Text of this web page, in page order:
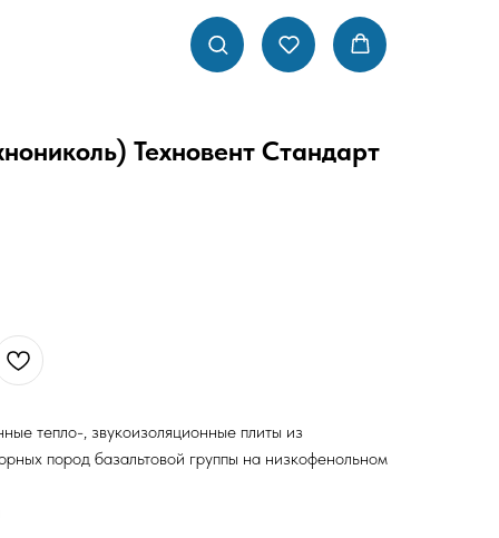
Техновент Стандарт
тепло-, звукоизоляционные плиты из
пород базальтовой группы на низкофенольном